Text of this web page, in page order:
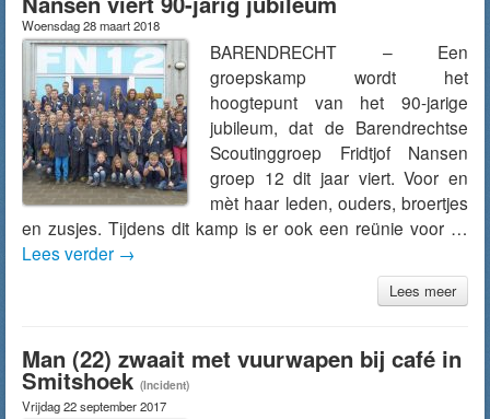
Woensdag 28 maart 2018
BARENDRECHT – Een
groepskamp wordt het
hoogtepunt van het 90-jarige
jubileum, dat de Barendrechtse
Scoutinggroep Fridtjof Nansen
groep 12 dit jaar viert. Voor en
mèt haar leden, ouders, broertjes
en zusjes. Tijdens dit kamp is er ook een reünie voor …
Lees verder →
Lees meer
Man (22) zwaait met vuurwapen bij café in
Smitshoek (Incident)
Vrijdag 22 september 2017